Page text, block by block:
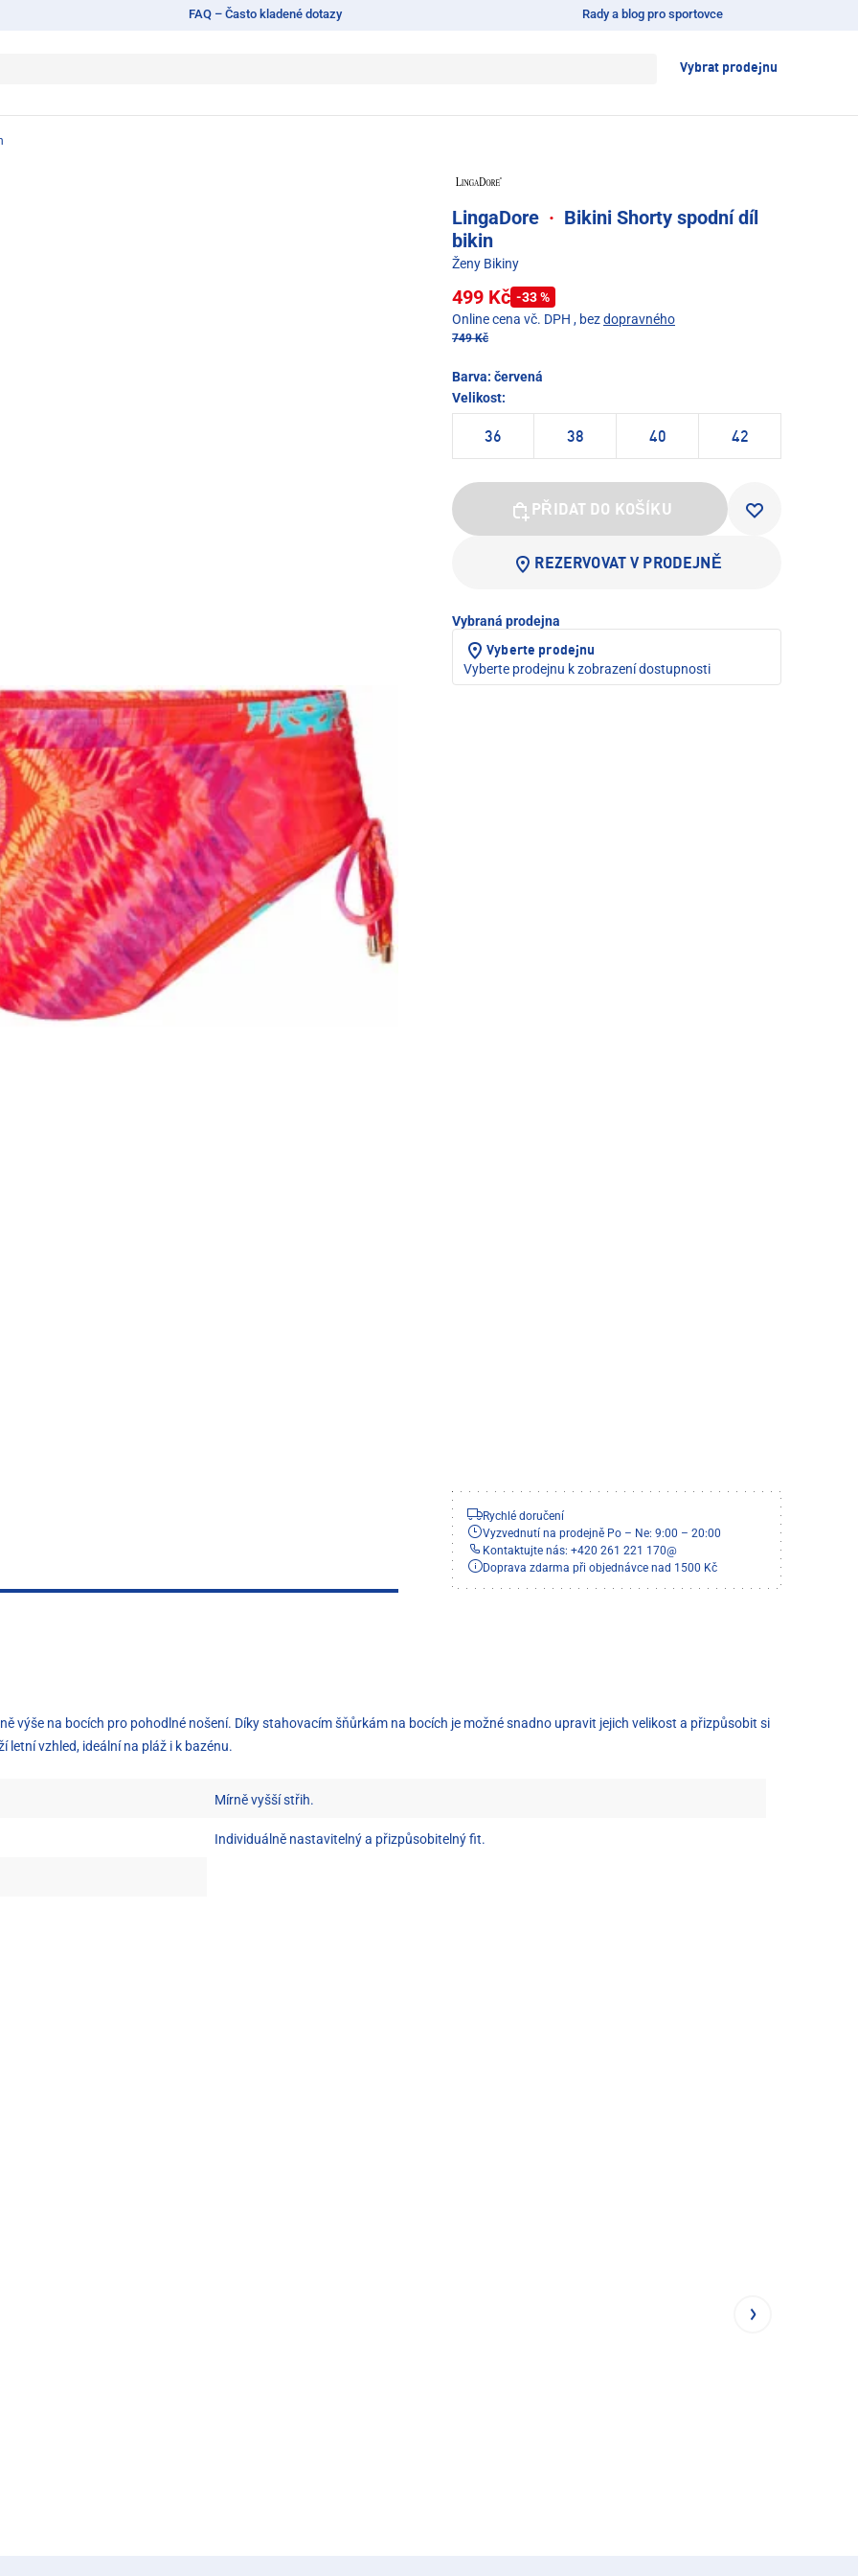
FAQ – Často kladené dotazy Rady a blog pro sportovce
Vybrat prodejnu
LingaDore · Bikini Shorty spodní díl
bikin
Ženy Bikiny
499 Kč -33 %
Online cena vč. DPH , bezdopravného
749 Kč
Barva: červená
Velikost:
36 38 40 42
PŘIDAT DO KOŠÍKU
REZERVOVAT V PRODEJNĚ
Vybraná prodejna
Vyberte prodejnu
Vyberte prodejnu k zobrazení dostupnosti
Rychlé doručení
Vyzvednutí na prodejně Po – Ne: 9:00 – 20:00
Kontaktujte nás: +420 261 221 170@
Doprava zdarma při objednávce nad 1500 Kč
výše na bocích pro pohodlné nošení. Díky stahovacím šňůrkám na bocích je možné snadno upravit jejich velikost a přizpůsobit si
vzhled, ideální na pláž i k bazénu.
Mírně vyšší střih.
Individuálně nastavitelný a přizpůsobitelný fit.